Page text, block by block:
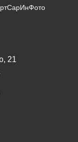
СарИнФото
21